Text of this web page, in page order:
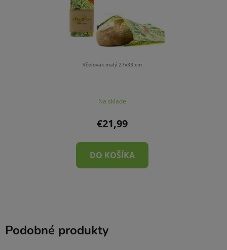
Včelovak malý 27x33 cm
Na sklade
€21,99
DO KOŠÍKA
Podobné produkty